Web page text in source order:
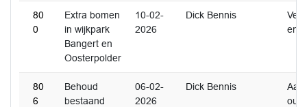
80
0
Extra bomen
in wijkpark
Bangert en
Oosterpolder
10-02-
2026
Dick Bennis
en
80
6
Behoud
bestaand
06-02-
2026
Dick Bennis